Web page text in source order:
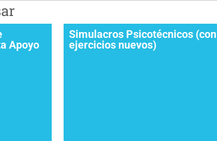
Apoyo
Simulacros Psicotécnicos (con
ejercicios nuevos)